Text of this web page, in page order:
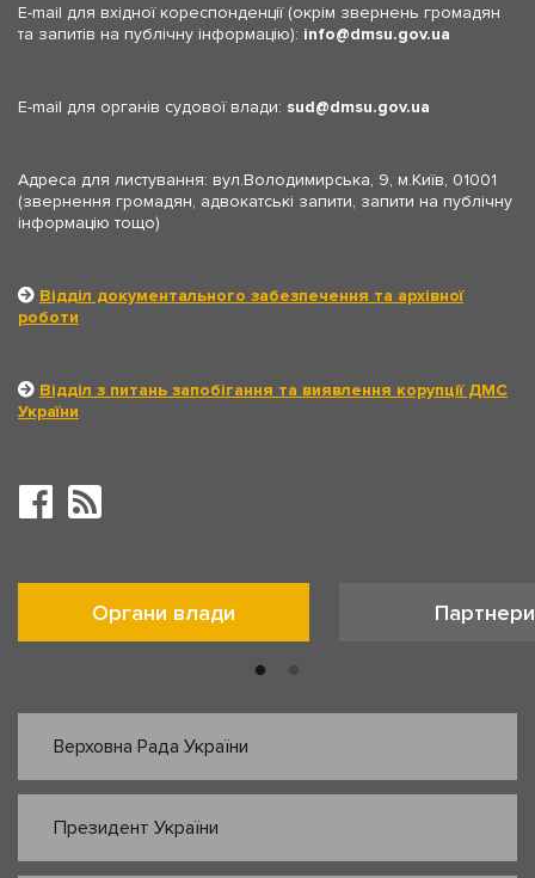
E-mail для вхідної кореспонденції (окрім звернень громадян
та запитів на публічну інформацію): info dmsu.gov.ua
E-mail для органів судової влади: sud dmsu.gov.ua
Адреса для листування: вул.Володимирська, 9, м.Київ, 01001
(звернення громадян, адвокатські запити, запити на публічну
інформацію тощо)
Відділ документального забезпечення та архівної
роботи
Відділ з питань запобігання та виявлення корупції ДМС
України
Органи влади Партнери
Верховна Рада України
Президент України